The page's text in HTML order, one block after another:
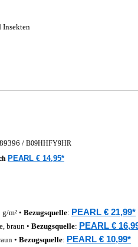
Insekten
/ B09HHFY9HR
PEARL € 14,95*
m² • Bezugsquelle: PEARL € 21,99*
braun • Bezugsquelle: PEARL €
• Bezugsquelle: PEARL € 10,99*